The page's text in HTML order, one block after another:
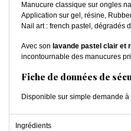
Manucure classique sur ongles
Application sur gel, résine,
Nail art : french pastel, dégradés
Avec son lavande pastel clair et
incontournable des manucures
Fiche de données de
Disponible sur simple demande à
Ingrédients